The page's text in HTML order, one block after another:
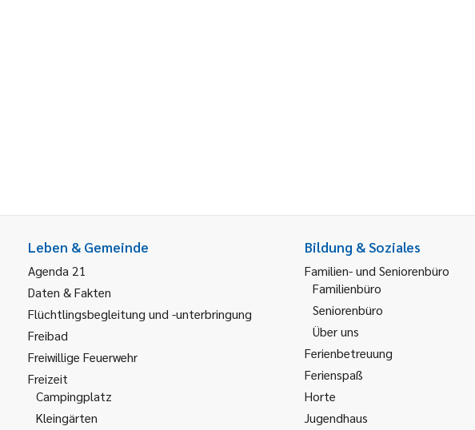
Leben & Gemeinde
Agenda 21
Daten & Fakten
Flüchtlingsbegleitung und -unterbringung
Freibad
Freiwillige Feuerwehr
Freizeit
Campingplatz
Kleingärten
Bildung & Soziales
Familien- und Seniorenbüro
Familienbüro
Seniorenbüro
Über uns
Ferienbetreuung
Ferienspaß
Horte
Jugendhaus